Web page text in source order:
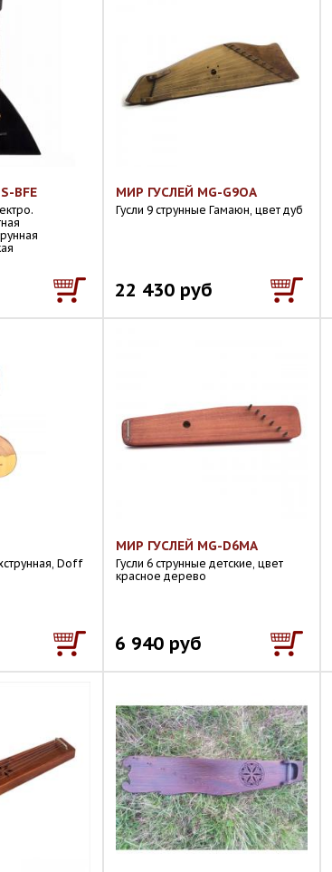
BFE МИР ГУСЛЕЙ MG-G9OA
Гусли 9 струнные Гамаюн, цвет дуб
22 430 руб
Doff
МИР ГУСЛЕЙ MG-D6MA
Гусли 6 струнные детские, цвет
красное дерево
6 940 руб